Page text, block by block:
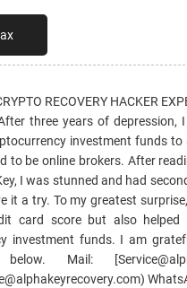
RECOVERY HACKER
three years of depression,
investment funds to
to be online brokers. After
I was stunned and had
it a try. To my greatest
card score but also
investment funds. I am
Mail: